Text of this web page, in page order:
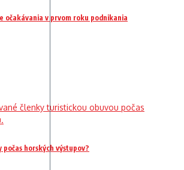
očakávania v prvom roku podnikania
horských výstupov?